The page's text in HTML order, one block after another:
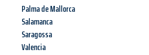
Palma de Mallorca
Salamanca
Saragossa
Valencia